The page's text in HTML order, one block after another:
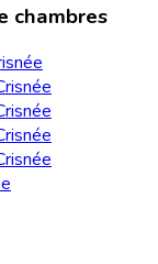
chambres